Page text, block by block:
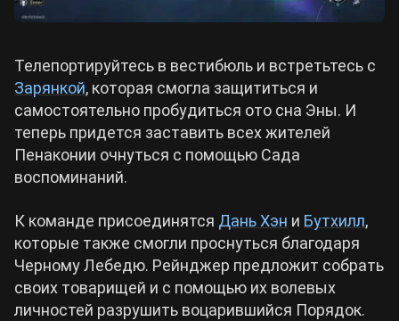
Телепортируйтесь в вестибюль и встретьтесь с
Зарянкой, которая смогла защититься и
самостоятельно пробудиться ото сна Эны. И
теперь придется заставить всех жителей
Пенаконии очнуться с помощью Сада
воспоминаний.
К команде присоединятся Дань Хэн и Бутхилл,
которые также смогли проснуться благодаря
Черному Лебедю. Рейнджер предложит собрать
своих товарищей и с помощью их волевых
личностей разрушить воцарившийся Порядок.